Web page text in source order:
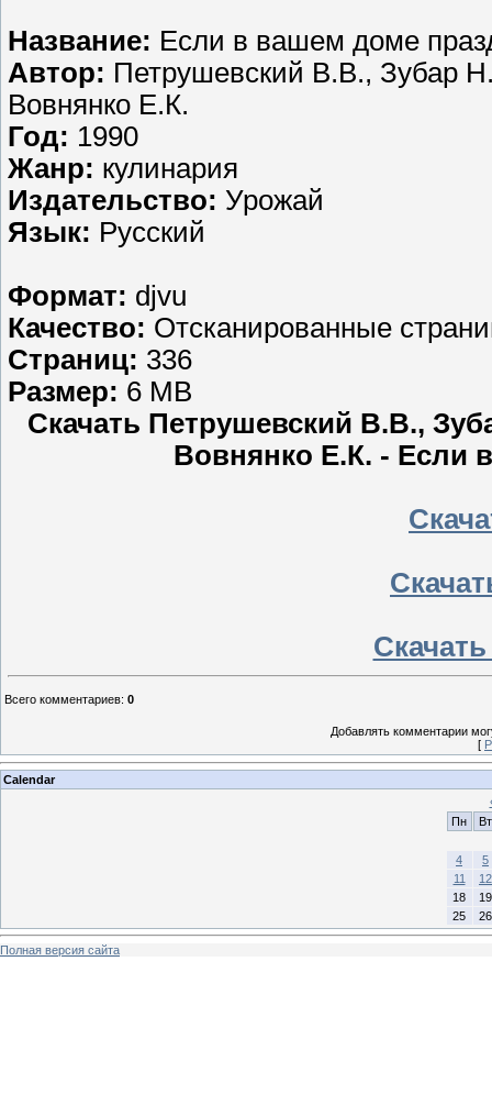
Название: Если в вашем доме
Автор: Петрушевский В.В., Зубар
Вовнянко Е.К.
Год: 1990
Жанр: кулинария
Издательство: Урожай
Язык: Русский
Формат: djvu
Качество: Отсканированные
Страниц: 336
Размер: 6 MB
Скачать Петрушевский В.В.,
Вовнянко Е.К. - Если
Всего комментариев: 0
Добавлять комментарии
[
Calendar
Пн
Вт
4
5
11
12
18
19
25
26
Полная версия сайта